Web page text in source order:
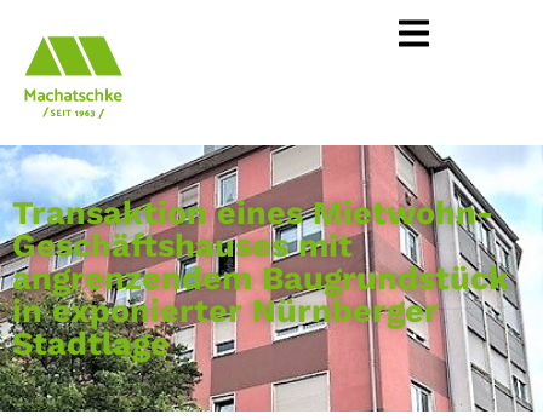
Transaktion eines Mietwohn-
Geschäftshauses mit
angrenzendem Baugrundstück
in exponierter Nürnberger
Stadtlage